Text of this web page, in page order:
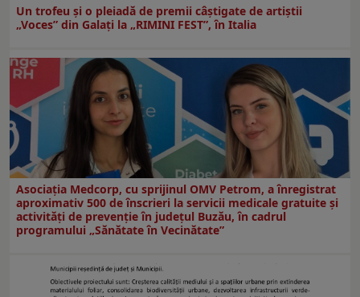
Un trofeu şi o pleiadă de premii câştigate de artiştii
„Voces” din Galaţi la „RIMINI FEST”, în Italia
Asociația Medcorp, cu sprijinul OMV Petrom, a înregistrat
aproximativ 500 de înscrieri la servicii medicale gratuite și
activități de prevenție în județul Buzău, în cadrul
programului „Sănătate în Vecinătate”